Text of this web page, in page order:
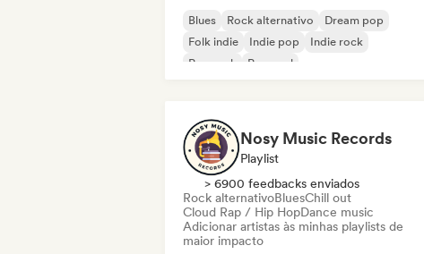
Blues Rock alternativo
Dream pop
Folk indie
Indie pop
Indie rock
Pop rock
Pop soul
Nosy Music Records
Playlist
> 6900 feedbacks enviados
Rock alternativoBluesChill out
Cloud Rap / Hip HopDance music
Adicionar artistas às minhas playlists de
maior impacto